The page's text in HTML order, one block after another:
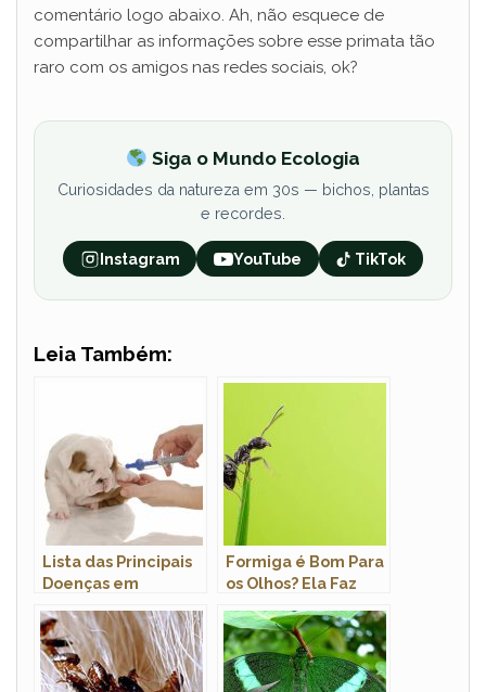
comentário logo abaixo. Ah, não esquece de
compartilhar as informações sobre esse primata tão
raro com os amigos nas redes sociais, ok?
Siga o Mundo Ecologia
Curiosidades da natureza em 30s — bichos, plantas
e recordes.
Instagram YouTube TikTok
Leia Também:
Lista das Principais
Doenças em
e Tratamento
Formiga é Bom Para
os Olhos? Ela Faz